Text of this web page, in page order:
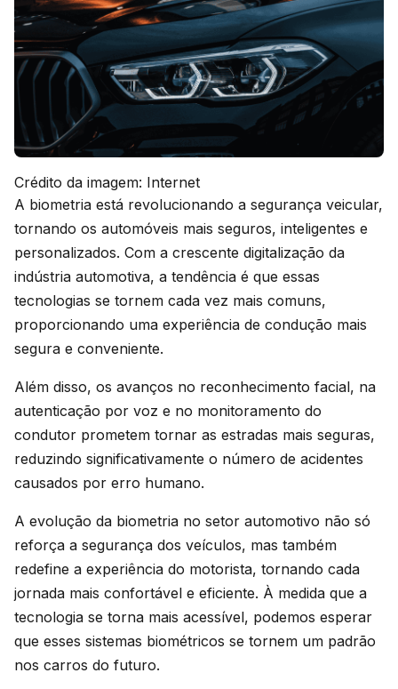
Crédito da imagem: Internet
A biometria está revolucionando a segurança veicular,
tornando os automóveis mais seguros, inteligentes e
personalizados. Com a crescente digitalização da
indústria automotiva, a tendência é que essas
tecnologias se tornem cada vez mais comuns,
proporcionando uma experiência de condução mais
segura e conveniente.
Além disso, os avanços no reconhecimento facial, na
autenticação por voz e no monitoramento do
condutor prometem tornar as estradas mais seguras,
reduzindo significativamente o número de acidentes
causados por erro humano.
A evolução da biometria no setor automotivo não só
reforça a segurança dos veículos, mas também
redefine a experiência do motorista, tornando cada
jornada mais confortável e eficiente. À medida que a
tecnologia se torna mais acessível, podemos esperar
que esses sistemas biométricos se tornem um padrão
nos carros do futuro.